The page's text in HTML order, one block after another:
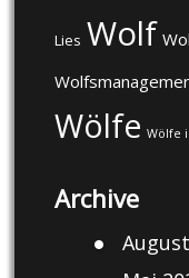
Lies Wolf
Wölfe Wölfe
Archive